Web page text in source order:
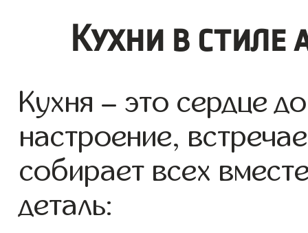
Кухни в стиле
Кухня – это сердце
настроение,
собирает всех
деталь: